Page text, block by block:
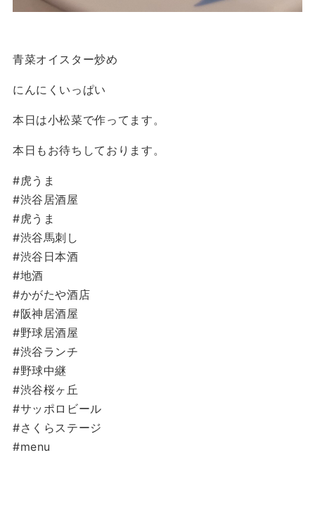
青菜オイスター炒め
にんにくいっぱい
本日は小松菜で作ってます。
本日もお待ちしております。
#虎うま
#渋谷居酒屋
#虎うま
#渋谷馬刺し
#渋谷日本酒
#地酒
#かがたや酒店
#阪神居酒屋
#野球居酒屋
#渋谷ランチ
#野球中継
#渋谷桜ヶ丘
#サッポロビール
#さくらステージ
#menu